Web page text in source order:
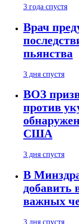
3 года спустя
Врач
пьянства
3 дня спустя
ВОЗ
против
США
3 дня спустя
В
добавить
важных
3 дня спустя